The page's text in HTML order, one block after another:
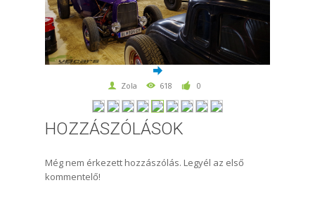
Zola 618 0
HOZZÁSZÓLÁSOK
Még nem érkezett hozzászólás. Legyél az első
kommentelő!